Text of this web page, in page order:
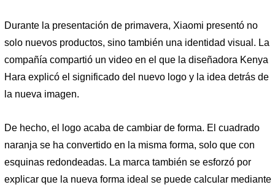
Durante la presentación de primavera, Xiaomi presentó no
solo nuevos productos, sino también una identidad visual. La
compañía compartió un video en el que la diseñadora Kenya
Hara explicó el significado del nuevo logo y la idea detrás de
la nueva imagen.
De hecho, el logo acaba de cambiar de forma. El cuadrado
naranja se ha convertido en la misma forma, solo que con
esquinas redondeadas. La marca también se esforzó por
explicar que la nueva forma ideal se puede calcular mediante